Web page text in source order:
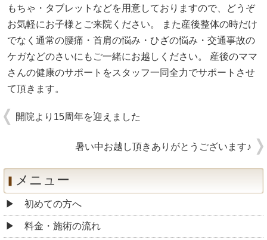
もちゃ・タブレットなどを用意しておりますので、どうぞ
お気軽にお子様とご来院ください。 また産後整体の時だけ
でなく通常の腰痛・首肩の悩み・ひざの悩み・交通事故の
ケガなどのさいにもご一緒にお越しください。 産後のママ
さんの健康のサポートをスタッフ一同全力でサポートさせ
て頂きます。
開院より15周年を迎えました
暑い中お越し頂きありがとうございます♪
メニュー
初めての方へ
料金・施術の流れ